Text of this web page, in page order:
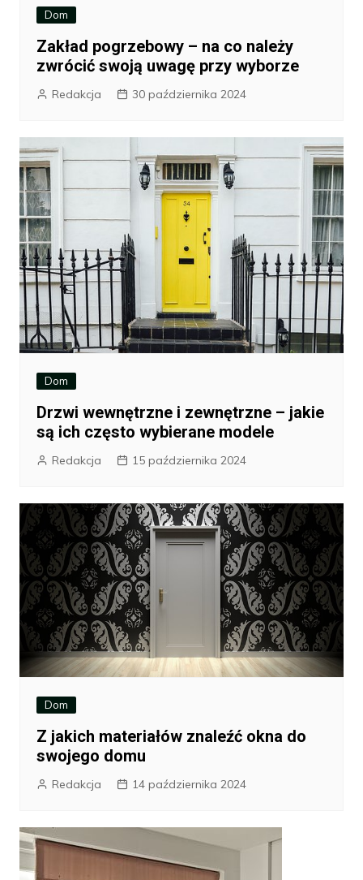
Dom
Zakład pogrzebowy – na co należy
zwrócić swoją uwagę przy wyborze
Redakcja 30 października 2024
Dom
Drzwi wewnętrzne i zewnętrzne – jakie
są ich często wybierane modele
Redakcja 15 października 2024
Dom
Z jakich materiałów znaleźć okna do
swojego domu
Redakcja 14 października 2024